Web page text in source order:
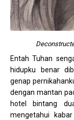
Entah Tuhan
hidupku benar
genap
dengan mantan
hotel bintang
mengetahui